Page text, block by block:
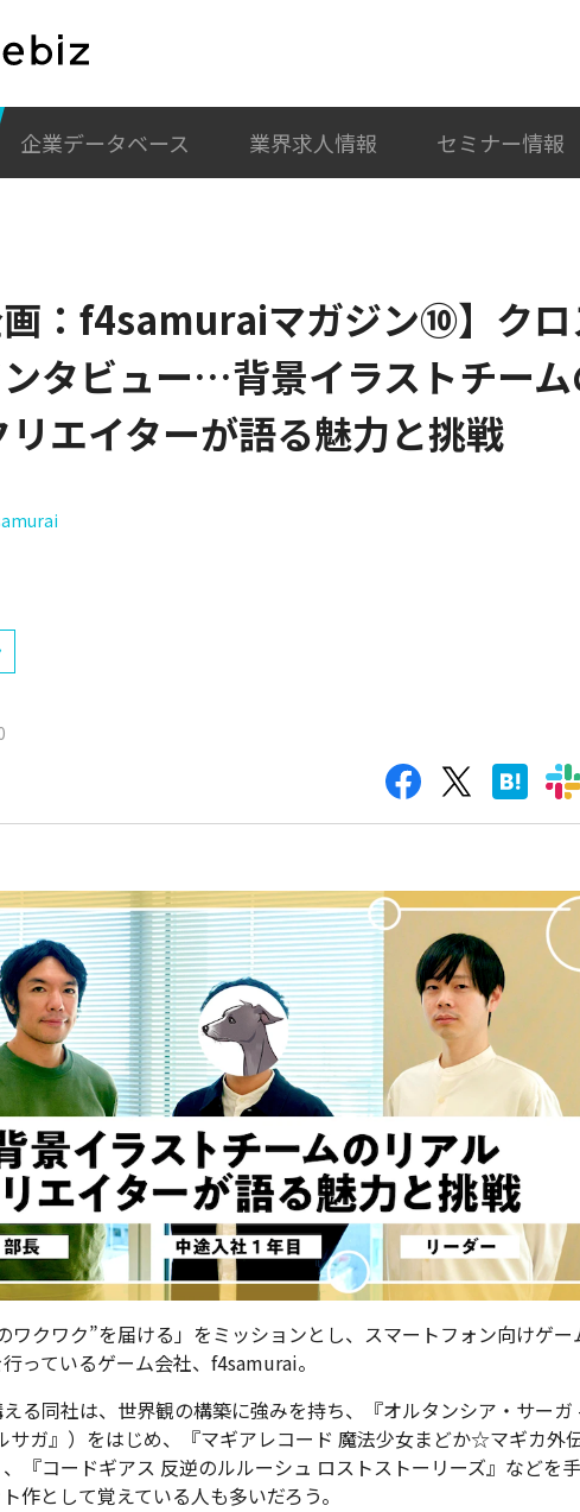
企業データベース 業界求人情報 セミナー情報
画：f4samuraiマガジン⑩】クロ
ンタビュー…背景イラストチーム
リエイターが語る魅力と挑戦
ワクワク”を届ける」をミッションとし、スマートフォン向けゲー
っているゲーム会社、f4samurai。
る同社は、世界観の構築に強みを持ち、『オルタンシア・サーガ
サガ』）をはじめ、『マギアレコード 魔法少女まどか☆マギカ外伝
、『コードギアス 反逆のルルーシュ ロストストーリーズ』などを
作として覚えている人も多いだろう。